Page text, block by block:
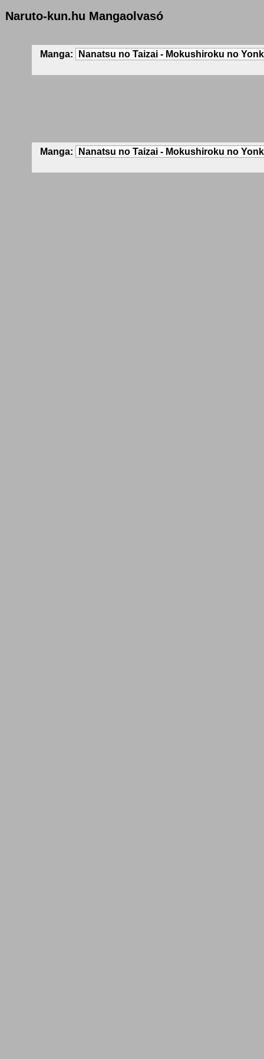
Naruto-kun.hu Mangaolvasó
Manga:
Manga: